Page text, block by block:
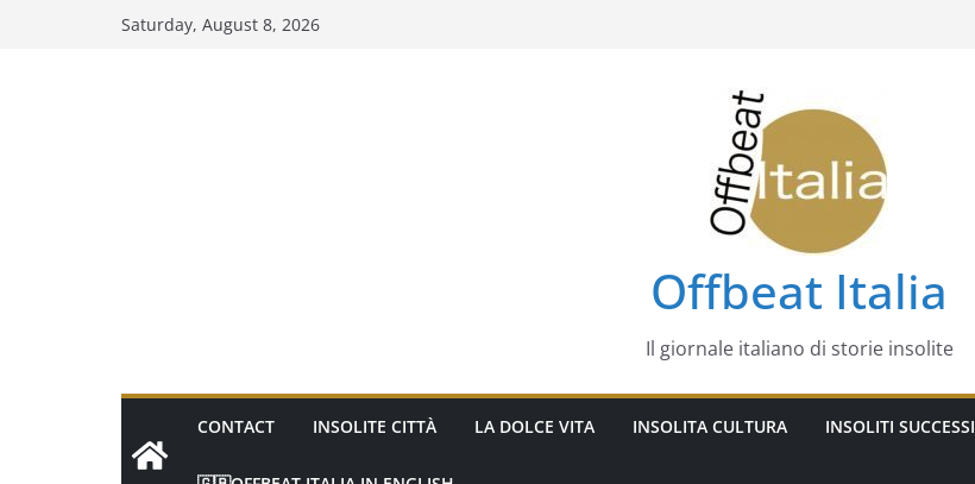
Saturday, August 8, 2026
Offbeat Italia
Il giornale italiano di storie insolite
CONTACT INSOLITE CITTÀ LA DOLCE VITA INSOLITA CULTURA INSOLITI SUCCESSI